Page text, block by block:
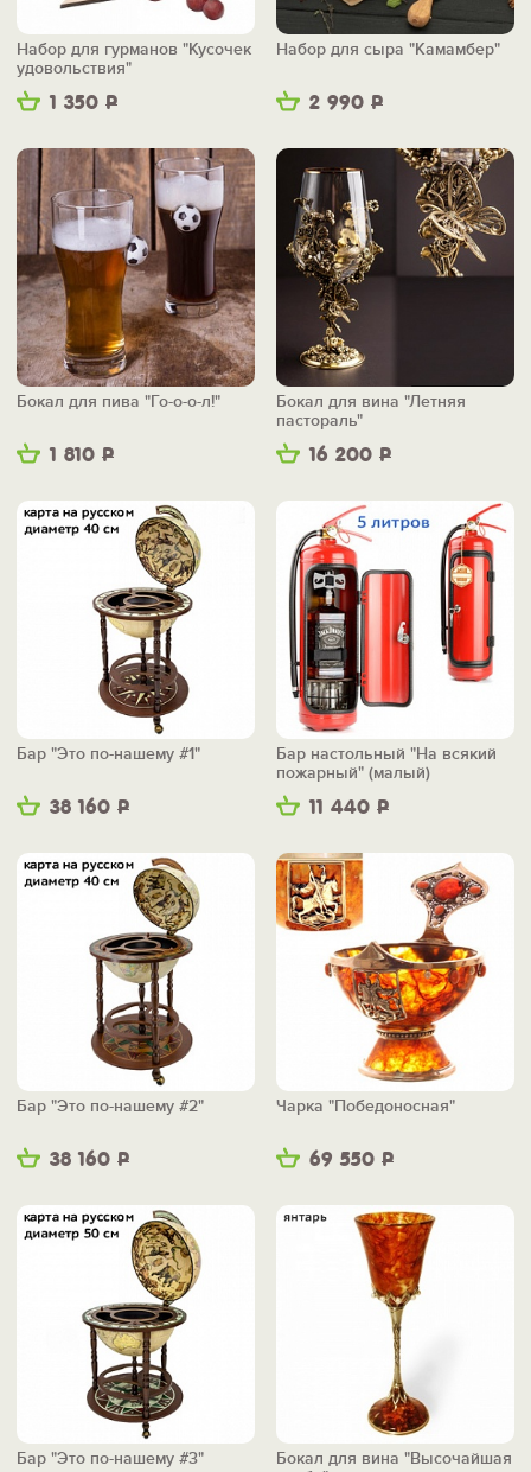
1 350 Р
Набор для гурманов "Кусочек
удовольствия"
2 990 Р
Набор для сыра "Камамбер"
1 810 Р
Бокал для пива "Го-о-о-л!"
16 200 Р
Бокал для вина "Летняя
пастораль"
38 160 Р
Бар "Это по-нашему #1"
11 440 Р
Бар настольный "На всякий
пожарный" (малый)
38 160 Р
Бар "Это по-нашему #2"
69 550 Р
Чарка "Победоносная"
Бар "Это по-нашему #3"
Бокал для вина "Высочайшая